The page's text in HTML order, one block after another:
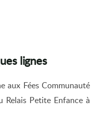
lignes
aux Fées Communauté
Relais Petite Enfance à